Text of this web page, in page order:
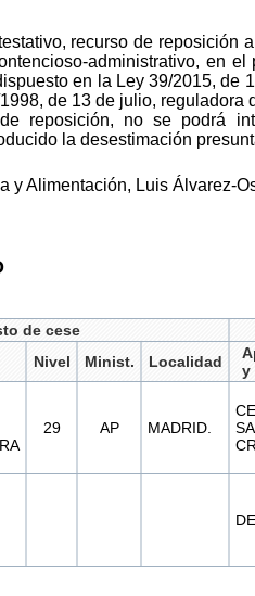
recurso de reposición
administrativo, en
en la Ley 39/2015, de
de 13 de julio, reguladora
reposición, no se podrá
la desestimación
y Alimentación, Luis Álvarez-
de cese
Nivel Minist. Localidad
y
29 AP MADRID.